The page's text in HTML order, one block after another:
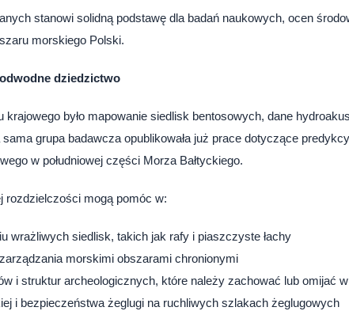
stanowi solidną podstawę dla badań naukowych, ocen
morskiego Polski.
dziedzictwo
krajowego było mapowanie siedlisk bentosowych, dane
grupa badawcza opublikowała już prace dotyczące
w południowej części Morza Bałtyckiego.
rozdzielczości mogą pomóc w:
wrażliwych siedlisk, takich jak rafy i piaszczyste łachy
morskimi obszarami chronionymi
i struktur archeologicznych, które należy zachować lub omijać
i bezpieczeństwa żeglugi na ruchliwych szlakach żeglugowych